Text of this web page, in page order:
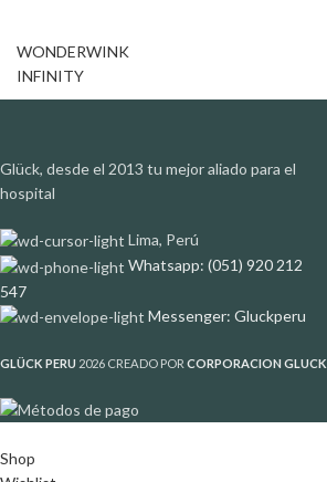
WONDERWINK
INFINITY
Glück, desde el 2013 tu mejor aliado para el
hospital
Lima, Perú
Whatsapp: (051) 920 212
547
Messenger: Gluckperu
GLÜCK PERU 2026 CREADO POR CORPORACION GLUCK
Shop